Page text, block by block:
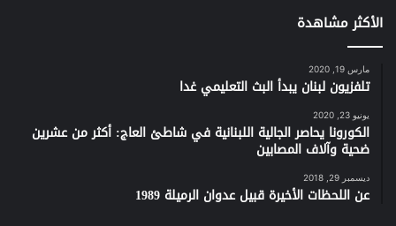
الأكثر مشاهدة
مارس 19, 2020
تلفزيون لبنان يبدأ البث التعليمي غدا
يونيو 23, 2020
الكورونا يحاصر الجالية اللبنانية في شاطئ العاج: أكثر من عشرين
ضحية وآلاف المصابين
ديسمبر 29, 2018
عن اللحظات الأخيرة قبيل عدوان الرميلة 1989